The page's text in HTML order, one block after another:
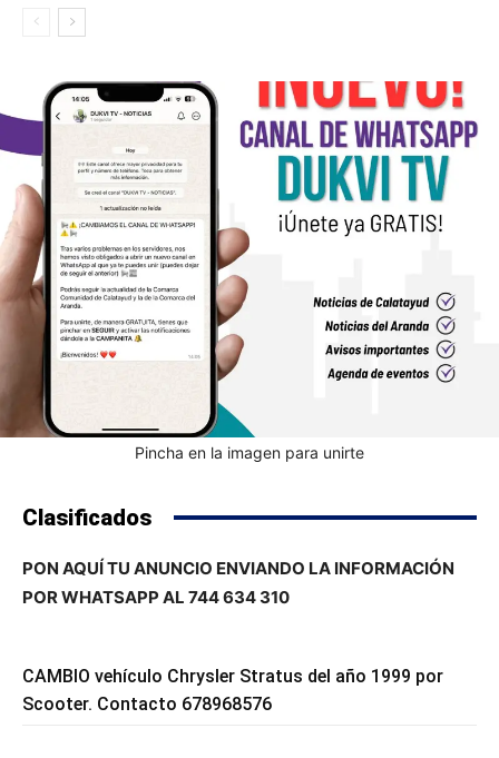
Pincha en la imagen para unirte
Clasificados
PON AQUÍ TU ANUNCIO ENVIANDO LA INFORMACIÓN
POR WHATSAPP AL 744 634 310
CAMBIO vehículo Chrysler Stratus del año 1999 por
Scooter. Contacto 678968576